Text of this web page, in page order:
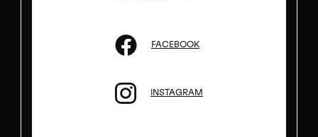
FACEBOOK
INSTAGRAM